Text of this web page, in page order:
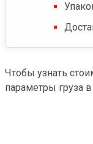
Чтобы узнать
параметры груза